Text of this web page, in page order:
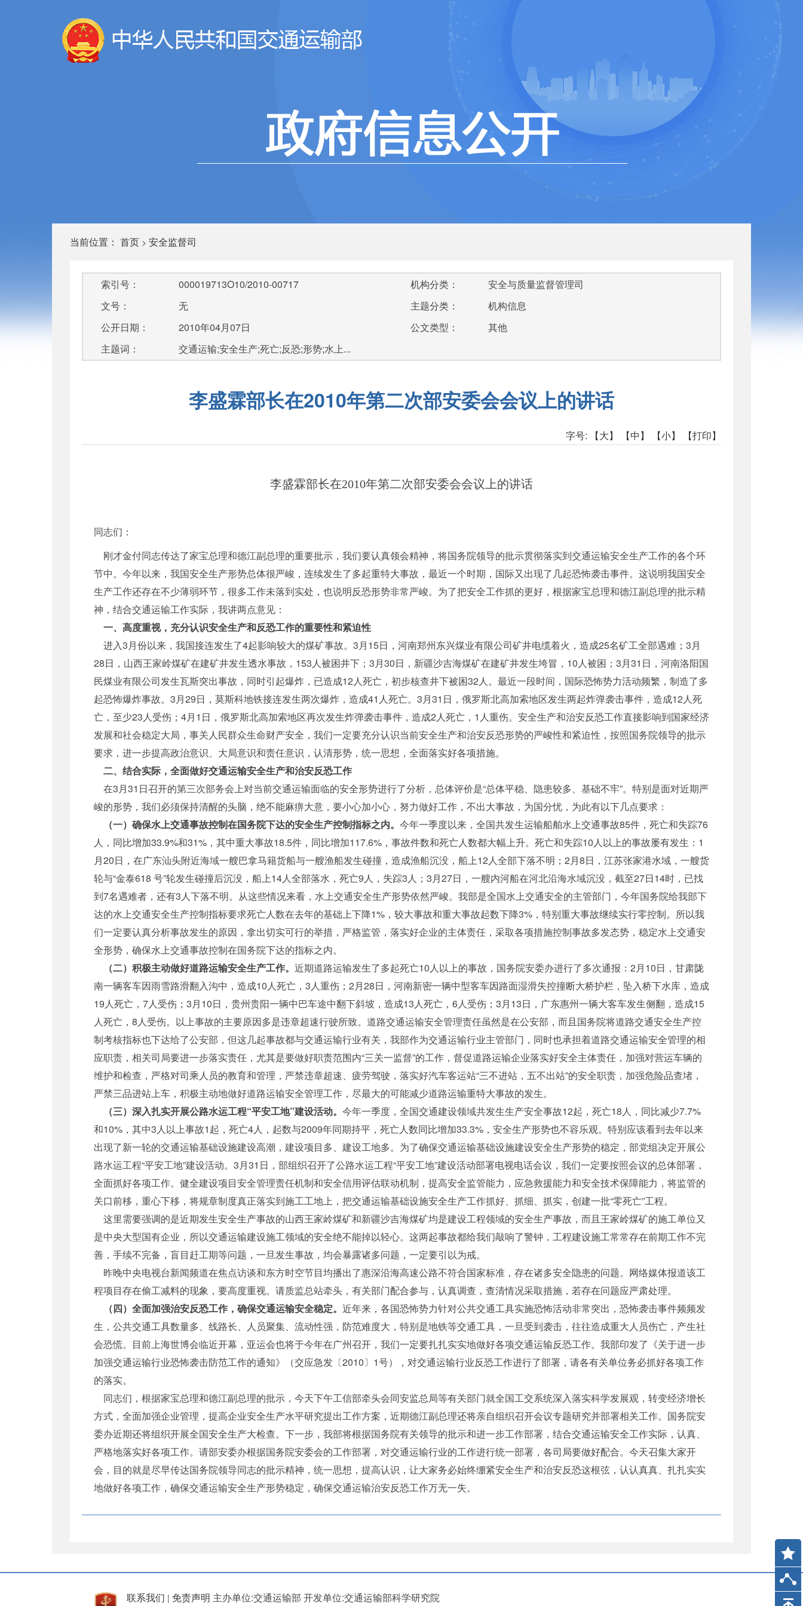
当前位置： 首页 > 安全监督司
索引号：
000019713O10/2010-00717
文号：
无
公开日期：
2010年04月07日
主题词：
交通运输;安全生产;死亡;反恐;形势;水上...
机构分类：
安全与质量监督管理司
主题分类：
机构信息
公文类型：
其他
李盛霖部长在2010年第二次部安委会会议上的讲话
字号: 【大】 【中】 【小】 【打印】
李盛霖部长在2010年第二次部安委会会议上的讲话
同志们：
刚才金付同志传达了家宝总理和德江副总理的重要批示，我们要认真领会精神，将国务院领导的批示贯彻落实到交通运输安全生产工作的各个环
节中。今年以来，我国安全生产形势总体很严峻，连续发生了多起重特大事故，最近一个时期，国际又出现了几起恐怖袭击事件。这说明我国安全
生产工作还存在不少薄弱环节，很多工作未落到实处，也说明反恐形势非常严峻。为了把安全工作抓的更好，根据家宝总理和德江副总理的批示精
神，结合交通运输工作实际，我讲两点意见：
一、高度重视，充分认识安全生产和反恐工作的重要性和紧迫性
进入3月份以来，我国接连发生了4起影响较大的煤矿事故。3月15日，河南郑州东兴煤业有限公司矿井电缆着火，造成25名矿工全部遇难；3月
28日，山西王家岭煤矿在建矿井发生透水事故，153人被困井下；3月30日，新疆沙吉海煤矿在建矿井发生垮冒，10人被困；3月31日，河南洛阳国
民煤业有限公司发生瓦斯突出事故，同时引起爆炸，已造成12人死亡，初步核查井下被困32人。最近一段时间，国际恐怖势力活动频繁，制造了多
起恐怖爆炸事故。3月29日，莫斯科地铁接连发生两次爆炸，造成41人死亡。3月31日，俄罗斯北高加索地区发生两起炸弹袭击事件，造成12人死
亡，至少23人受伤；4月1日，俄罗斯北高加索地区再次发生炸弹袭击事件，造成2人死亡，1人重伤。安全生产和治安反恐工作直接影响到国家经济
发展和社会稳定大局，事关人民群众生命财产安全，我们一定要充分认识当前安全生产和治安反恐形势的严峻性和紧迫性，按照国务院领导的批示
要求，进一步提高政治意识、大局意识和责任意识，认清形势，统一思想，全面落实好各项措施。
二、结合实际，全面做好交通运输安全生产和治安反恐工作
在3月31日召开的第三次部务会上对当前交通运输面临的安全形势进行了分析，总体评价是“总体平稳、隐患较多、基础不牢”。特别是面对近期严
峻的形势，我们必须保持清醒的头脑，绝不能麻痹大意，要小心加小心，努力做好工作，不出大事故，为国分忧，为此有以下几点要求：
（一）确保水上交通事故控制在国务院下达的安全生产控制指标之内。 今年一季度以来，全国共发生运输船舶水上交通事故85件，死亡和失踪76
人，同比增加33.9%和31%，其中重大事故18.5件，同比增加117.6%，事故件数和死亡人数都大幅上升。死亡和失踪10人以上的事故屡有发生：1
月20日，在广东汕头附近海域一艘巴拿马籍货船与一艘渔船发生碰撞，造成渔船沉没，船上12人全部下落不明；2月8日，江苏张家港水域，一艘货
轮与“金泰618 号”轮发生碰撞后沉没，船上14人全部落水，死亡9人，失踪3人；3月27日，一艘内河船在河北沿海水域沉没，截至27日14时，已找
到7名遇难者，还有3人下落不明。从这些情况来看，水上交通安全生产形势依然严峻。我部是全国水上交通安全的主管部门，今年国务院给我部下
达的水上交通安全生产控制指标要求死亡人数在去年的基础上下降1%，较大事故和重大事故起数下降3%，特别重大事故继续实行零控制。所以我
们一定要认真分析事故发生的原因，拿出切实可行的举措，严格监管，落实好企业的主体责任，采取各项措施控制事故多发态势，稳定水上交通安
全形势，确保水上交通事故控制在国务院下达的指标之内。
（二）积极主动做好道路运输安全生产工作。 近期道路运输发生了多起死亡10人以上的事故，国务院安委办进行了多次通报：2月10日，甘肃陇
南一辆客车因雨雪路滑翻入沟中，造成10人死亡，3人重伤；2月28日，河南新密一辆中型客车因路面湿滑失控撞断大桥护栏，坠入桥下水库，造成
19人死亡，7人受伤；3月10日，贵州贵阳一辆中巴车途中翻下斜坡，造成13人死亡，6人受伤；3月13日，广东惠州一辆大客车发生侧翻，造成15
人死亡，8人受伤。以上事故的主要原因多是违章超速行驶所致。道路交通运输安全管理责任虽然是在公安部，而且国务院将道路交通安全生产控
制考核指标也下达给了公安部，但这几起事故都与交通运输行业有关，我部作为交通运输行业主管部门，同时也承担着道路交通运输安全管理的相
应职责，相关司局要进一步落实责任，尤其是要做好职责范围内“三关一监督”的工作，督促道路运输企业落实好安全主体责任，加强对营运车辆的
维护和检查，严格对司乘人员的教育和管理，严禁违章超速、疲劳驾驶，落实好汽车客运站“三不进站，五不出站”的安全职责，加强危险品查堵，
严禁三品进站上车，积极主动地做好道路运输安全管理工作，尽最大的可能减少道路运输重特大事故的发生。
（三）深入扎实开展公路水运工程“平安工地”建设活动。 今年一季度，全国交通建设领域共发生生产安全事故12起，死亡18人，同比减少7.7%
和10%，其中3人以上事故1起，死亡4人，起数与2009年同期持平，死亡人数同比增加33.3%，安全生产形势也不容乐观。特别应该看到去年以来
出现了新一轮的交通运输基础设施建设高潮，建设项目多、建设工地多。为了确保交通运输基础设施建设安全生产形势的稳定，部党组决定开展公
路水运工程“平安工地”建设活动。3月31日，部组织召开了公路水运工程“平安工地”建设活动部署电视电话会议，我们一定要按照会议的总体部署，
全面抓好各项工作。健全建设项目安全管理责任机制和安全信用评估联动机制，提高安全监管能力，应急救援能力和安全技术保障能力，将监管的
关口前移，重心下移，将规章制度真正落实到施工工地上，把交通运输基础设施安全生产工作抓好、抓细、抓实，创建一批“零死亡”工程。
这里需要强调的是近期发生安全生产事故的山西王家岭煤矿和新疆沙吉海煤矿均是建设工程领域的安全生产事故，而且王家岭煤矿的施工单位又
是中央大型国有企业，所以交通运输建设施工领域的安全绝不能掉以轻心。这两起事故都给我们敲响了警钟，工程建设施工常常存在前期工作不完
善，手续不完备，盲目赶工期等问题，一旦发生事故，均会暴露诸多问题，一定要引以为戒。
昨晚中央电视台新闻频道在焦点访谈和东方时空节目均播出了惠深沿海高速公路不符合国家标准，存在诸多安全隐患的问题。网络媒体报道该工
程项目存在偷工减料的现象，要高度重视。请质监总站牵头，有关部门配合参与，认真调查，查清情况采取措施，若存在问题应严肃处理。
（四）全面加强治安反恐工作，确保交通运输安全稳定。 近年来，各国恐怖势力针对公共交通工具实施恐怖活动非常突出，恐怖袭击事件频频发
生，公共交通工具数量多、线路长、人员聚集、流动性强，防范难度大，特别是地铁等交通工具，一旦受到袭击，往往造成重大人员伤亡，产生社
会恐慌。目前上海世博会临近开幕，亚运会也将于今年在广州召开，我们一定要扎扎实实地做好各项交通运输反恐工作。我部印发了《关于进一步
加强交通运输行业恐怖袭击防范工作的通知》（交应急发〔2010〕1号），对交通运输行业反恐工作进行了部署，请各有关单位务必抓好各项工作
的落实。
同志们，根据家宝总理和德江副总理的批示，今天下午工信部牵头会同安监总局等有关部门就全国工交系统深入落实科学发展观，转变经济增长
方式，全面加强企业管理，提高企业安全生产水平研究提出工作方案，近期德江副总理还将亲自组织召开会议专题研究并部署相关工作。国务院安
委办近期还将组织开展全国安全生产大检查。下一步，我部将根据国务院有关领导的批示和进一步工作部署，结合交通运输安全工作实际，认真、
严格地落实好各项工作。请部安委办根据国务院安委会的工作部署，对交通运输行业的工作进行统一部署，各司局要做好配合。今天召集大家开
会，目的就是尽早传达国务院领导同志的批示精神，统一思想，提高认识，让大家务必始终绷紧安全生产和治安反恐这根弦，认认真真、扎扎实实
地做好各项工作，确保交通运输安全生产形势稳定，确保交通运输治安反恐工作万无一失。
联系我们 | 免责声明 主办单位:交通运输部 开发单位:交通运输部科学研究院